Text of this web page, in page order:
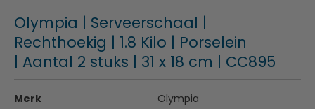
Olympia | Serveerschaal |
Rechthoekig | 1.8 Kilo | Porselein
| Aantal 2 stuks | 31 x 18 cm | CC895
Merk
Olympia